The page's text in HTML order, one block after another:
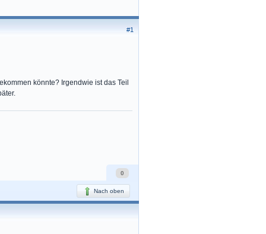
#1
könnte? Irgendwie ist das Teil
0
Nach oben